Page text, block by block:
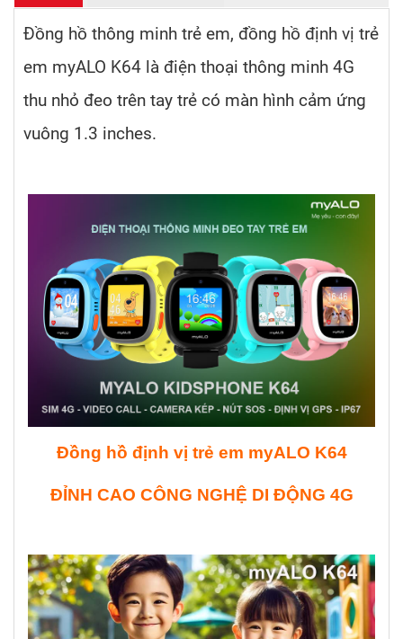
Đồng hồ thông minh trẻ em, đồng hồ định vị trẻ
em myALO K64 là điện thoại thông minh 4G
thu nhỏ đeo trên tay trẻ có màn hình cảm ứng
vuông 1.3 inches.
Đồng hồ định vị trẻ em myALO K64
ĐỈNH CAO CÔNG NGHỆ DI ĐỘNG 4G